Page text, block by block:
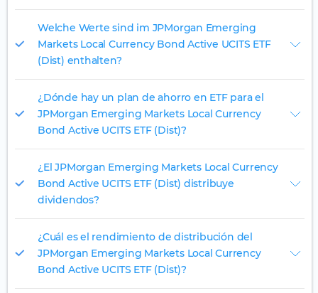
Welche Werte sind im JPMorgan Emerging
Markets Local Currency Bond Active UCITS ETF
(Dist) enthalten?
¿Dónde hay un plan de ahorro en ETF para el
JPMorgan Emerging Markets Local Currency
Bond Active UCITS ETF (Dist)?
¿El JPMorgan Emerging Markets Local Currency
Bond Active UCITS ETF (Dist) distribuye
dividendos?
¿Cuál es el rendimiento de distribución del
JPMorgan Emerging Markets Local Currency
Bond Active UCITS ETF (Dist)?